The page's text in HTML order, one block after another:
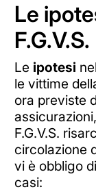
Le
F.G.V.S.
Le ipotesi
le vittime
ora previste
F.G.V.S.
circolazione
vi è obbligo
casi: